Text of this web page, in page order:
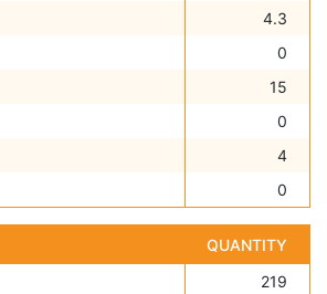
4.3
0
15
0
4
0
QUANTITY
219